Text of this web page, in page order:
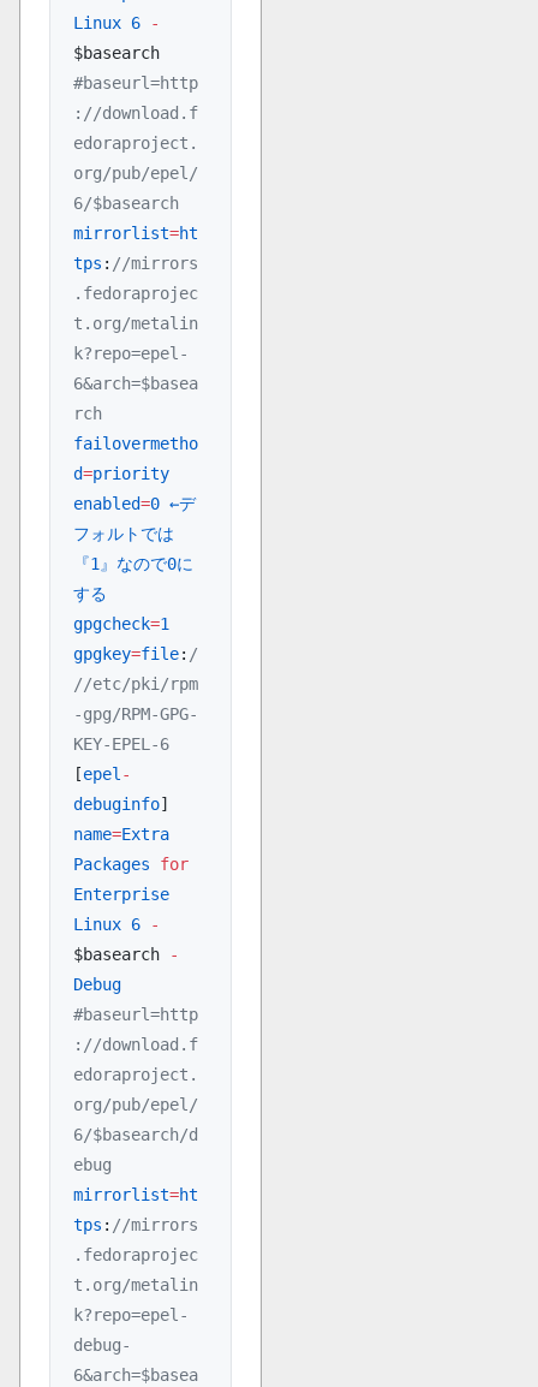
Linux 6 -
$basearch
#baseurl=http
://download.f
edoraproject.
org/pub/epel/
6/$basearch
mirrorlist=ht
tps : //mirrors
.fedoraprojec
t.org/metalin
k?repo=epel-
6&arch=$basea
rch
failovermetho
d=priority
enabled=0 ←デ
フォルトでは
『1』なので0に
する
gpgcheck=1
gpgkey=file: /
//etc/pki/rpm
-gpg/RPM-GPG-
KEY-EPEL-6
[epel-
debuginfo]
name=Extra
Packages for
Enterprise
Linux 6 -
$basearch
-
Debug
#baseurl=http
://download.f
edoraproject.
org/pub/epel/
6/$basearch/d
ebug
mirrorlist=ht
tps : //mirrors
.fedoraprojec
t.org/metalin
k?repo=epel-
debug-
6&arch=$basea